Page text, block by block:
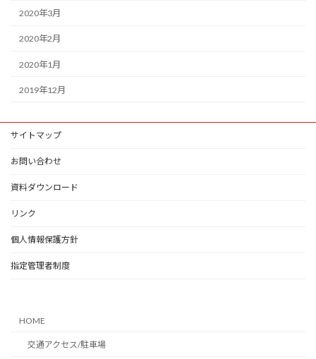
2020年3月
2020年2月
2020年1月
2019年12月
サイトマップ
お問い合わせ
資料ダウンロード
リンク
個人情報保護方針
指定管理者制度
HOME
交通アクセス/駐車場